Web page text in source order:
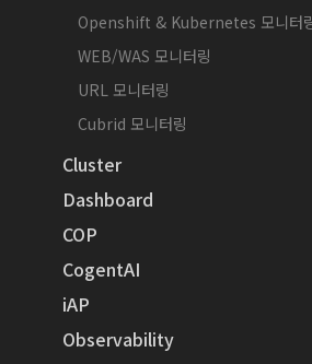
Openshift & Kubernetes 모니터
WEB/WAS 모니터링
URL 모니터링
Cubrid 모니터링
Cluster
Dashboard
COP
CogentAI
iAP
Observability